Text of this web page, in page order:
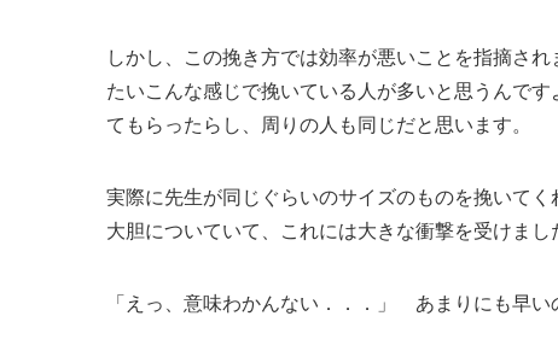
しかし、この挽き方では効率が悪いことを指摘さ
たいこんな感じで挽いている人が多いと思うんで
てもらったらし、周りの人も同じだと思います。
実際に先生が同じぐらいのサイズのものを挽いて
大胆についていて、これには大きな衝撃を受けまし
「えっ、意味わかんない．．．」 あまりにも早い